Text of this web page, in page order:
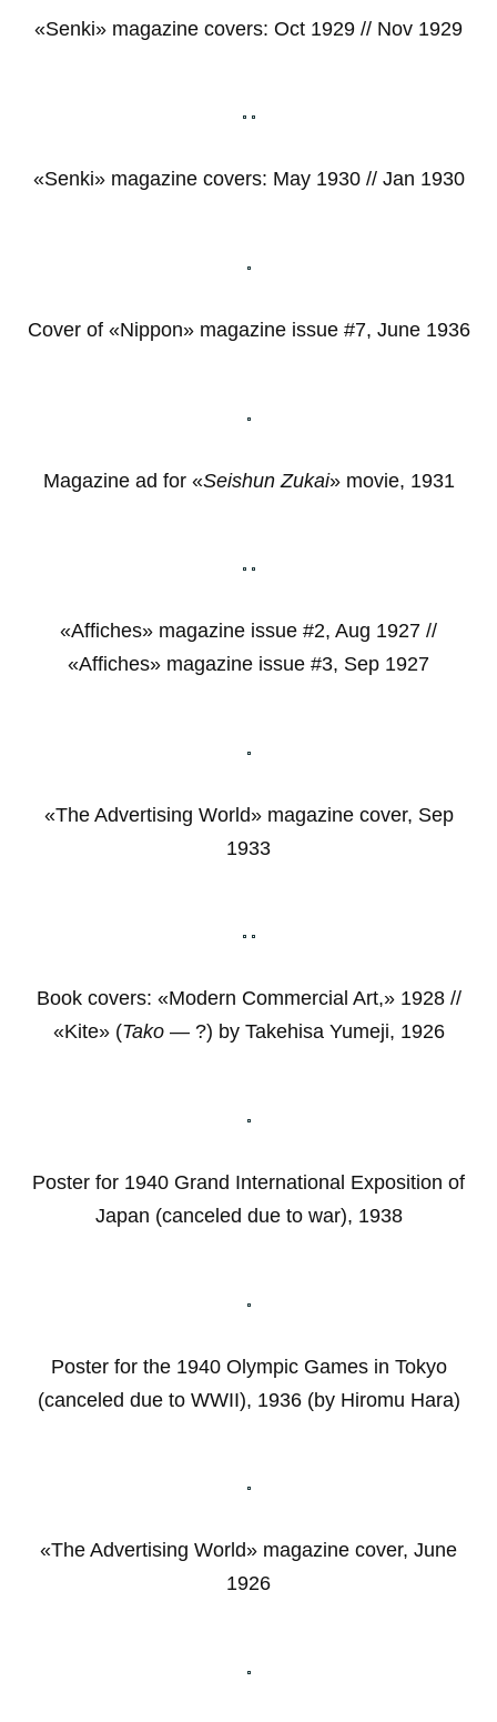
«Senki» magazine covers: Oct 1929 // Nov 1929
«Senki» magazine covers: May 1930 // Jan 1930
Cover of «Nippon» magazine issue #7, June 1936
Magazine ad for «Seishun Zukai» movie, 1931
«Affiches» magazine issue #2, Aug 1927 //
«Affiches» magazine issue #3, Sep 1927
«The Advertising World» magazine cover, Sep
1933
Book covers: «Modern Commercial Art,» 1928 //
«Kite» (Tako— ?) by Takehisa Yumeji, 1926
Poster for 1940 Grand International Exposition of
Japan (canceled due to war), 1938
Poster for the 1940 Olympic Games in Tokyo
(canceled due to WWII), 1936 (by Hiromu Hara)
«The Advertising World» magazine cover, June
1926